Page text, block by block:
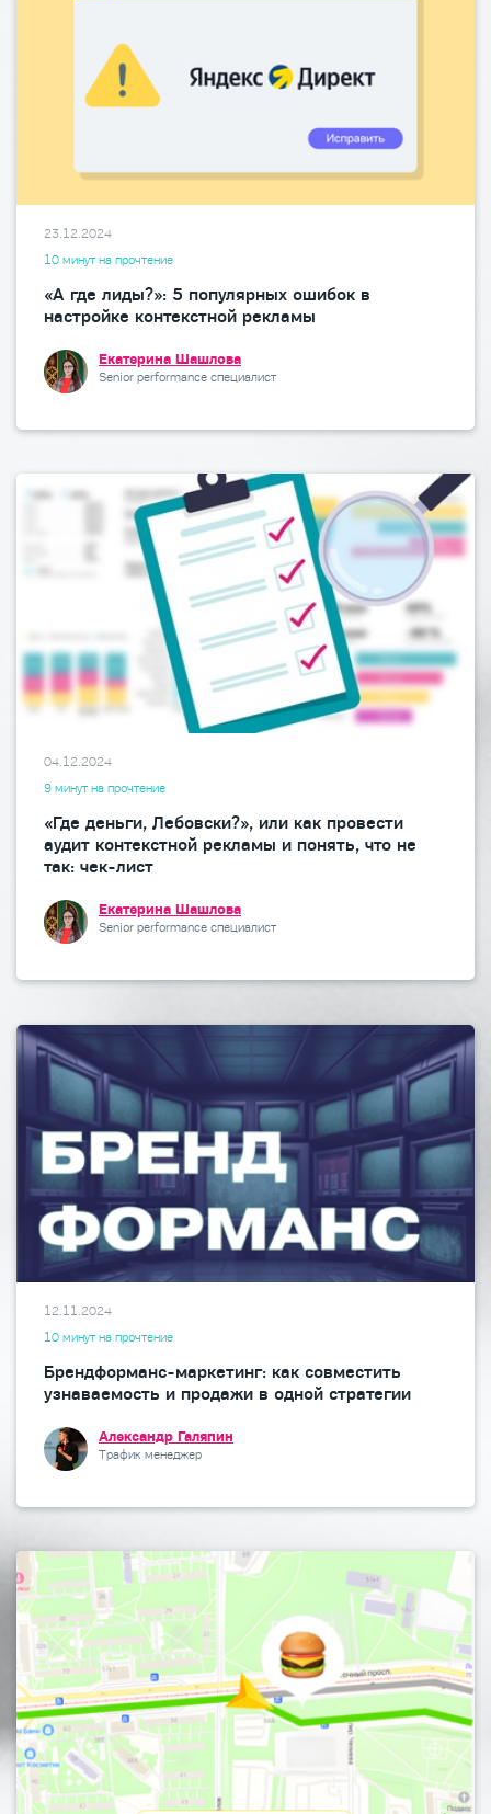
23.12.2024
10 минут на прочтение
«А где лиды?»: 5 популярных ошибок в
настройке контекстной рекламы
Екатерина Шашлова
Senior performance специалист
04.12.2024
9 минут на прочтение
«Где деньги, Лебовски?», или как провести
аудит контекстной рекламы и понять, что не
так: чек-лист
Екатерина Шашлова
Senior performance специалист
12.11.2024
10 минут на прочтение
Брендформанс-маркетинг: как совместить
узнаваемость и продажи в одной стратегии
Александр Галяпин
Трафик менеджер